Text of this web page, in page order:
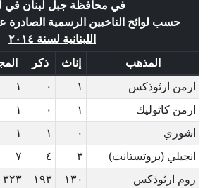
في محافظة جبل لبنان في
حسب لوائح الناخبين الرسمية الصادرة
اللبنانية لسنة ٢٠١٤
المذهب
إناث ذكر
ارمن ارثوذكس
١ ٠ ١
ارمن كاثوليك ١ ٠ ١
اشوري ٠ ١ ١
انجيلي (بروتستانت) ٣ ٤ ٧
روم ارثوذكس ١٣٠ ١٩٣ ٣٢٣